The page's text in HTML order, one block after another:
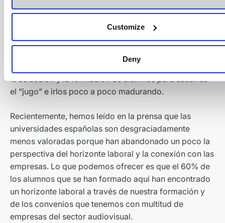
Customize
Deny
pueden presentar, alumnos que tienen habilidades
especiales para la coordinación de equipos y otros
que saben idiomas y que pueden dedicarse al tema de
la distribución de contenidos audiovisuales. Todo eso
de alguna manera lo ponemos también en el “bote” de
la selección y la formación de alumnos para sacarles
el “jugo” e irlos poco a poco madurando.
Recientemente, hemos leído en la prensa que las
universidades españolas son desgraciadamente
menos valoradas porque han abandonado un poco la
perspectiva del horizonte laboral y la conexión con las
empresas. Lo que podemos ofrecer es que el 60% de
los alumnos que se han formado aquí han encontrado
un horizonte laboral a través de nuestra formación y
de los convenios que tenemos con multitud de
empresas del sector audiovisual.